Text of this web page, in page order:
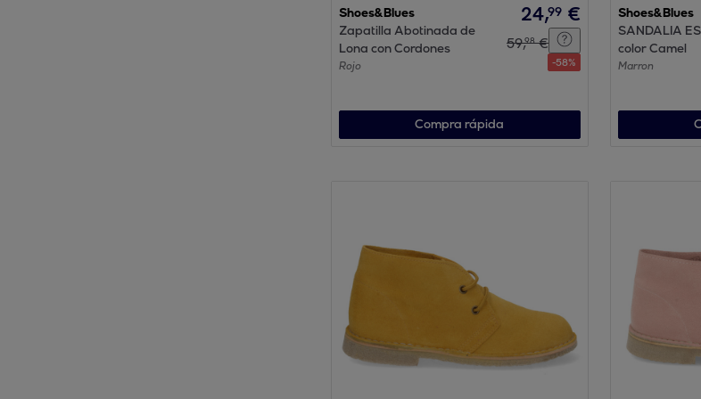
Shoes&Blues
Zapatilla Abotinada de
Lona con Cordones
Rojo
24,99 €
59,98 €
-58%
Compra rápida
Shoes&Blues
SANDALIA
color Camel
Marron